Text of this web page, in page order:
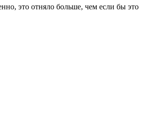
это отняло больше, чем если бы это